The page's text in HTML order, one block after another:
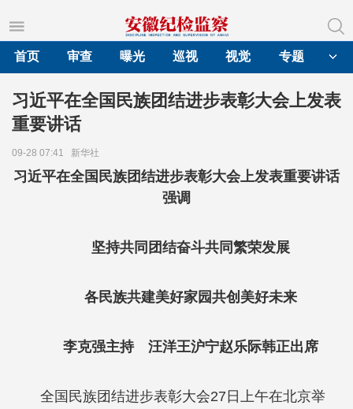
首页
审查 曝光 巡视 视觉 专题
习近平在全国民族团结进步表彰大会上发表
重要讲话
09-28 07:41 新华社
习近平在全国民族团结进步表彰大会上发表重要讲话
强调
坚持共同团结奋斗共同繁荣发展
各民族共建美好家园共创美好未来
李克强主持 汪洋王沪宁赵乐际韩正出席
全国民族团结进步表彰大会27日上午在北京举